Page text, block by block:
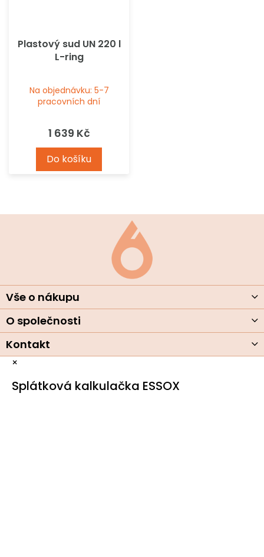
Plastový sud UN 220 l
L-ring
Na objednávku: 5-7
pracovních dní
1 639 Kč
Do košíku
í
Vše o nákupu
O společnosti
Kontakt
×
Splátková kalkulačka ESSOX